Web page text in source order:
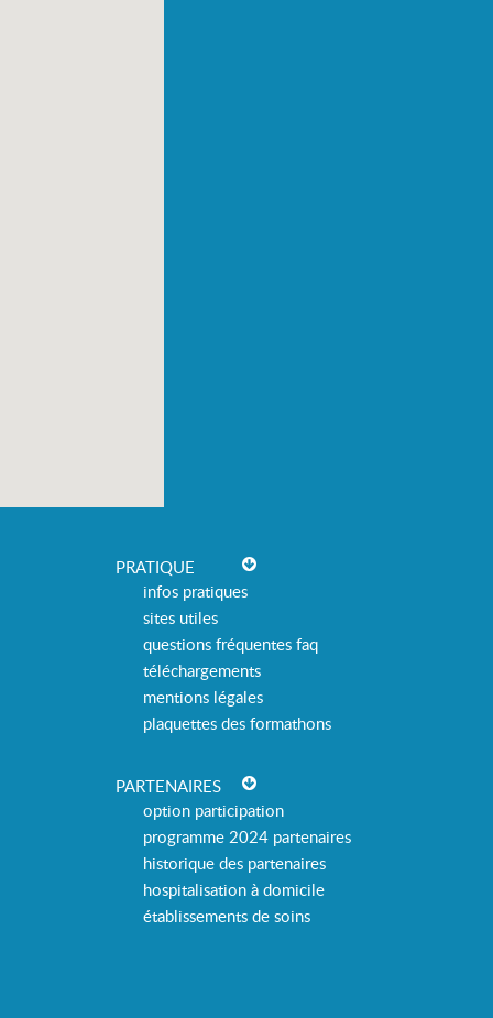
PRATIQUE
infos pratiques
sites utiles
questions fréquentes faq
téléchargements
mentions légales
plaquettes des formathons
PARTENAIRES
option participation
programme 2024 partenaires
historique des partenaires
hospitalisation à domicile
établissements de soins